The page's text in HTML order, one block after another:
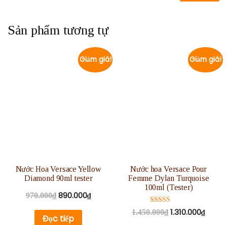
Sản phẩm tương tự
Giảm giá!
Nước Hoa Versace Yellow
Diamond 90ml tester
970.000₫ 890.000₫
Đọc tiếp
Giảm giá!
Nước hoa Versace Pour
Femme Dylan Turquoise
100ml (Tester)
Được xếp
hạng
1.450.000₫ 1.310.000₫